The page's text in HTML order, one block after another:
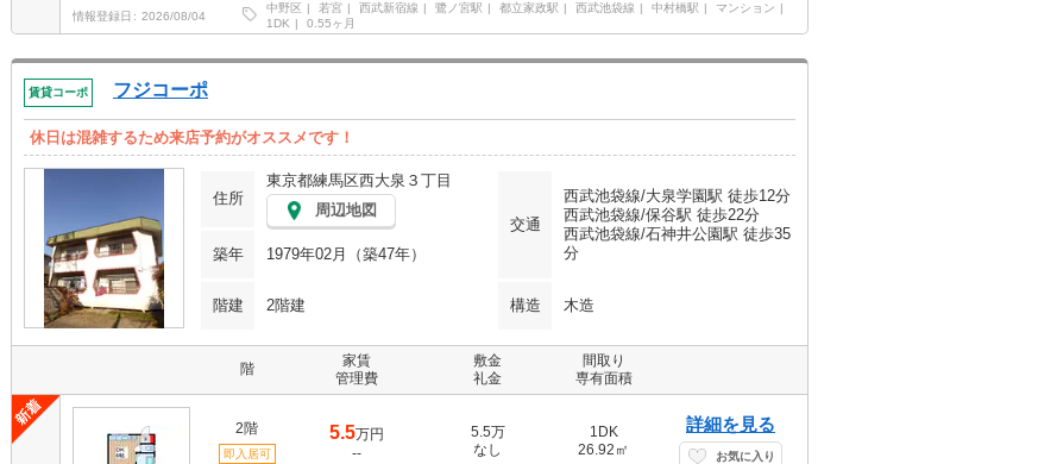
情報登録日 2026/08/04
中野区 若宮 西武新宿線 鷺ノ宮駅 都立家政駅 西武池袋線 中村橋駅
マンション
1DK
0.55ヶ月
賃貸コーポ フジコーポ
休日は混雑するため来店予約がオススメです！
住所
東京都練馬区西大泉３丁目
周辺地図
交通
西武池袋線/大泉学園駅 徒歩12分
西武池袋線/保谷駅 徒歩22分
西武池袋線/石神井公園駅 徒歩35
分
築年 1979年02月（築47年）
階建 2階建 構造 木造
階
家賃
管理費
敷金
礼金
間取り
専有面積
2階
即入居可
5.5万円
--
5.5万
なし
1DK
26.92㎡
詳細を見る
お気に入り